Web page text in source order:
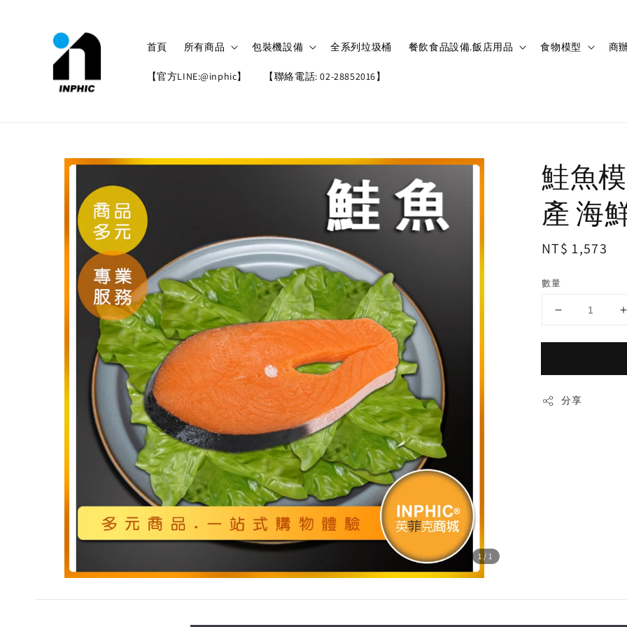
首頁 所有商品 包裝機設備 全系列垃圾桶 餐飲食品設備.飯店用品 食物模型 商
【官方LINE:@inphic】 【聯絡電話: 02-28852016】
1/1
鮭魚
產 海
Regular
NT$ 1,573
數量
分享